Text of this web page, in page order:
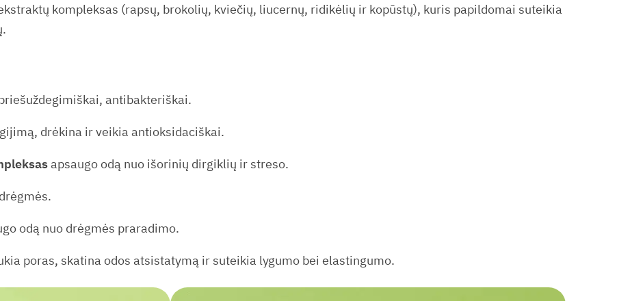
kompleksas (rapsų, brokolių, kviečių, liucernų, ridikėlių ir kopūstų), kuris papildomai suteikia
antibakteriškai.
drėkina ir veikia antioksidaciškai.
apsaugo odą nuo išorinių dirgiklių ir streso.
odą nuo drėgmės praradimo.
poras, skatina odos atsistatymą ir suteikia lygumo bei elastingumo.